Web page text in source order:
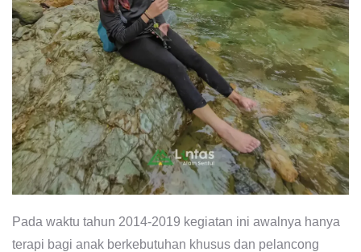
Pada waktu tahun 2014-2019 kegiatan ini awalnya hanya
terapi bagi anak berkebutuhan khusus dan pelancong